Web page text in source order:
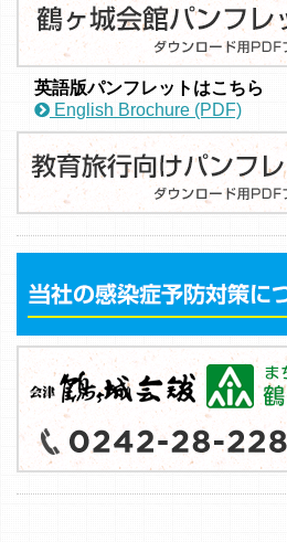
英語版パンフレットはこちら
English Brochure (PDF)